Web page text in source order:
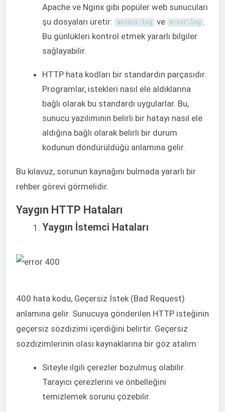
Apache ve Nginx gibi popüler web sunucuları
şu dosyaları üretir:
access . log ve error . log
Bu günlükleri kontrol etmek yararlı bilgiler
sağlayabilir.
HTTP hata kodları bir standardın parçasıdır.
Programlar, istekleri nasıl ele aldıklarına
bağlı olarak bu standardı uygularlar. Bu,
sunucu yazılımının belirli bir hatayı nasıl ele
aldığına bağlı olarak belirli bir durum
kodunun döndürüldüğü anlamına gelir.
Bu kılavuz, sorunun kaynağını bulmada yararlı bir
rehber görevi görmelidir.
Yaygın HTTP Hataları
Yaygın İstemci Hataları
400 hata kodu, Geçersiz İstek (Bad Request)
anlamına gelir. Sunucuya gönderilen HTTP isteğinin
geçersiz sözdizimi içerdiğini belirtir. Geçersiz
sözdizimlerinin olası kaynaklarına bir göz atalım:
Siteyle ilgili çerezler bozulmuş olabilir.
Tarayıcı çerezlerini ve önbelleğini
temizlemek sorunu çözebilir.